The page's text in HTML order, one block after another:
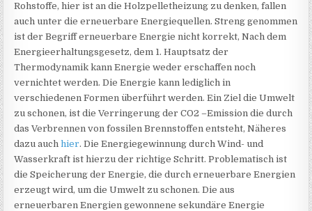
Rohstoffe, hier ist an die Holzpelletheizung zu denken, fallen
auch unter die erneuerbare Energiequellen. Streng genommen
ist der Begriff erneuerbare Energie nicht korrekt, Nach dem
Energieerhaltungsgesetz, dem 1. Hauptsatz der
Thermodynamik kann Energie weder erschaffen noch
vernichtet werden. Die Energie kann lediglich in
verschiedenen Formen überführt werden. Ein Ziel die Umwelt
zu schonen, ist die Verringerung der CO2 –Emission die durch
das Verbrennen von fossilen Brennstoffen entsteht, Näheres
dazu auchhier. Die Energiegewinnung durch Wind- und
Wasserkraft ist hierzu der richtige Schritt. Problematisch ist
die Speicherung der Energie, die durch erneuerbare Energien
erzeugt wird, um die Umwelt zu schonen. Die aus
erneuerbaren Energien gewonnene sekundäre Energie